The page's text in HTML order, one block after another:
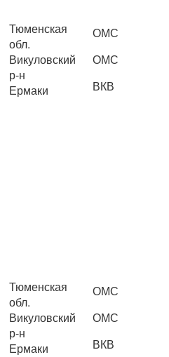
Тюменская
обл.
Викуловский
р-н
Ермаки
ОМС
ОМС
ВКВ
Тюменская
обл.
Викуловский
р-н
Ермаки
ОМС
ОМС
ВКВ